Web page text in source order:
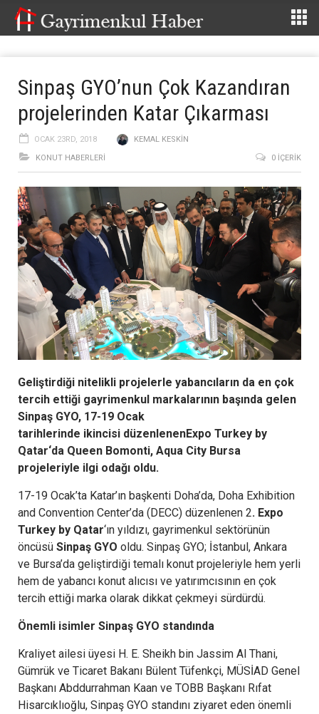
Sinpaş GYO’nun Çok Kazandıran
projelerinden Katar Çıkarması
OCAK 23RD, 2018
KEMAL KESKIN
KONUT HABERLERI
0 İÇERIK
Geliştirdiği nitelikli projelerle yabancıların da en çok
tercih ettiği gayrimenkul markalarının başında gelen
Sinpaş GYO, 17-19 Ocak
tarihlerinde ikincisi düzenlenenExpo Turkey by
Qatar‘da Queen Bomonti, Aqua City Bursa
projeleriyle ilgi odağı oldu.
17-19 Ocak’ta Katar’ın başkenti Doha’da, Doha Exhibition
and Convention Center’da (DECC) düzenlenen 2. Expo
Turkey by Qatar‘ın yıldızı, gayrimenkul sektörünün
öncüsü Sinpaş GYO oldu. Sinpaş GYO; İstanbul, Ankara
ve Bursa’da geliştirdiği temalı konut projeleriyle hem yerli
hem de yabancı konut alıcısı ve yatırımcısının en çok
tercih ettiği marka olarak dikkat çekmeyi sürdürdü.
Önemli isimler Sinpaş GYO standında
Kraliyet ailesi üyesi H. E. Sheikh bin Jassim Al Thani,
Gümrük ve Ticaret Bakanı Bülent Tüfenkçi, MÜSİAD Genel
Başkanı Abddurrahman Kaan ve TOBB Başkanı Rıfat
Hisarcıklıoğlu, Sinpaş GYO standını ziyaret eden önemli